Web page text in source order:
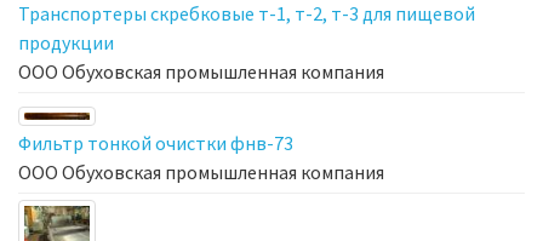
Транспортеры скребковые т-1, т-2, т-3 для пищевой
продукции
ООО Обуховская промышленная компания
Фильтр тонкой очистки фнв-73
ООО Обуховская промышленная компания